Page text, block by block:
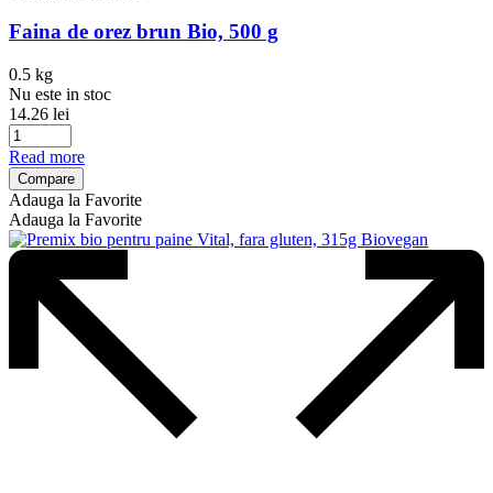
Faina de orez brun Bio, 500 g
0.5 kg
Nu este in stoc
14.26 lei
Read more
Compare
Adauga la Favorite
Adauga la Favorite